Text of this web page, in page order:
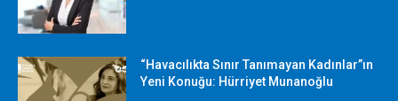
“Havacılıkta Sınır Tanımayan Kadınlar”ın
Yeni Konuğu: Hürriyet Munanoğlu